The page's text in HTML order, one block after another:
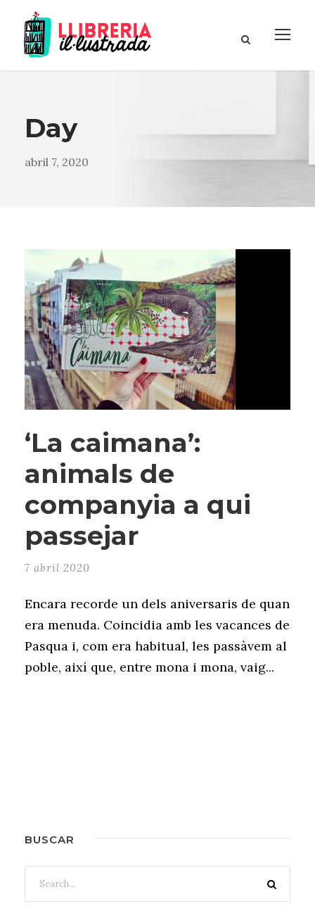
Day
abril 7, 2020
‘La caimana’:
animals de
companyia a qui
passejar
7 abril 2020
Encara recorde un dels aniversaris de quan
era menuda. Coincidia amb les vacances de
Pasqua i, com era habitual, les passàvem al
poble, així que, entre mona i mona, vaig...
BUSCAR